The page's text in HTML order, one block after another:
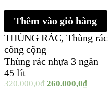
Thêm vào giỏ hàng
THÙNG RÁC, Thùng rác
công cộng
Thùng rác nhựa 3 ngăn
45 lít
320.000,0₫ 260.000,0₫